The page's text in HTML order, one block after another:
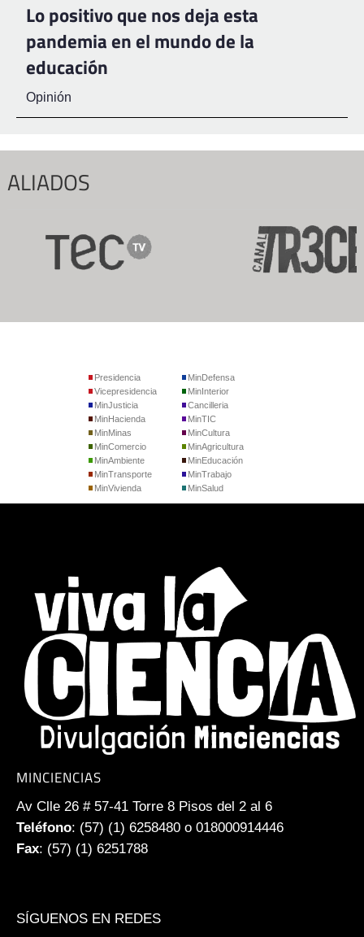
Lo positivo que nos deja esta
pandemia en el mundo de la
educación
Opinión
ALIADOS
Presidencia
Vicepresidencia
MinJusticia
MinDefensa
MinInterior
Cancilleria
MinHacienda
MinMinas
MinComercio
MinTIC
MinCultura
MinAgricultura
MinAmbiente
MinTransporte
MinVivienda
MinEducación
MinTrabajo
MinSalud
MINCIENCIAS
Av Clle 26 # 57-41 Torre 8 Pisos del 2 al 6
Teléfono: (57) (1) 6258480 o 018000914446
Fax: (57) (1) 6251788
SÍGUENOS EN REDES